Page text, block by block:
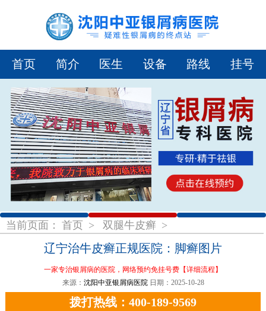
首页 简介 医生 设备 路线 挂号
1 2 3
当前页面： 首页 > 双腿牛皮癣 >
辽宁治牛皮癣正规医院：脚癣图片
一家专治银屑病的医院，网络预约免挂号费 【详细流程】
来源： 沈阳中亚银屑病医院 日期：2025-10-28
拨打热线：400-189-9569